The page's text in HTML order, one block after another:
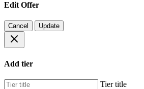
Edit Offer
Cancel Update
Add tier
Tier title